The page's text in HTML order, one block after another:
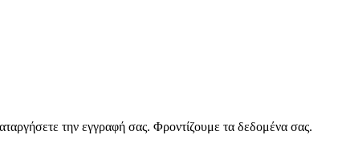
την εγγραφή σας. Φροντίζουμε τα δεδομένα σας.